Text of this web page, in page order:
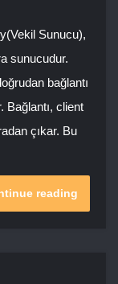
Sunucu),
sunucudur.
bağlantı
Bağlantı, client
çıkar. Bu
reading